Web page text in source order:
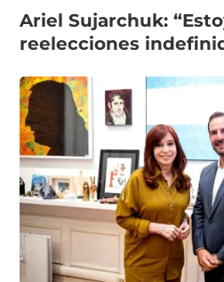
Ariel Sujarchuk:
reelecciones